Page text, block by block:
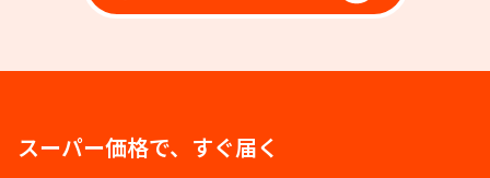
スーパー価格で、すぐ届く